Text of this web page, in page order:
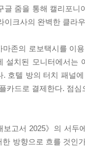
글 줌을 통해 캘리포
이크사의 완벽한 클라
존의 로보택시를 이
설치된 모니터에서는
. 호텔 방의 터치 패널
카드로 결제한다. 점
보고서 2025》의 서두
방향으로 흐를 것인